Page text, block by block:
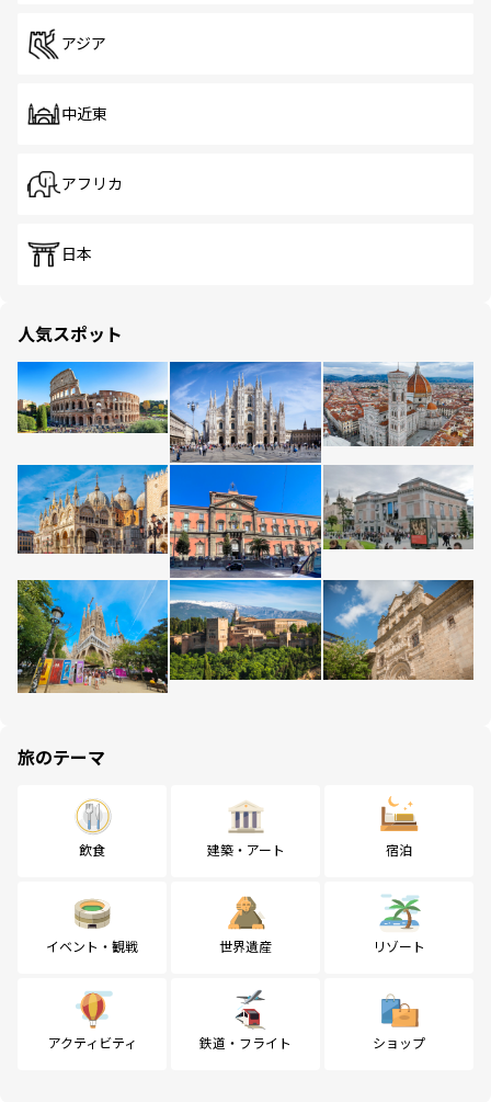
アジア
中近東
アフリカ
日本
人気スポット
旅のテーマ
飲食 建築・アート 宿泊
イベント・観戦 世界遺産 リゾート
アクティビティ 鉄道・フライト ショップ